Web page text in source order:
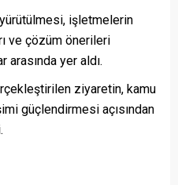
işletmelerin
ve çözüm önerileri
arasında yer aldı.
ziyaretin, kamu
güçlendirmesi açısından